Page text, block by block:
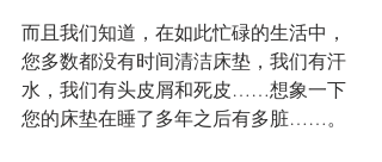
而且我们知道，在如此忙碌的生活中，
您多数都没有时间清洁床垫，我们有汗
水，我们有头皮屑和死皮……想象一下
您的床垫在睡了多年之后有多脏……。